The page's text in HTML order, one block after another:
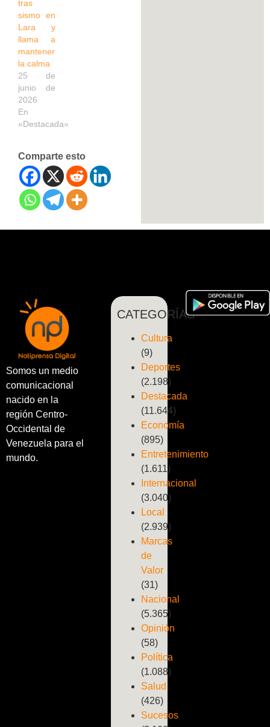
tras
sismo en
Lara y
llama a
mantener
la calma
25 de
junio de
2026
En
«Destacada»
Comparte esto
Somos un medio
comunicacional
nacido en la
región Centro-
Occidental de
Venezuela para el
mundo.
CATEGORÍAS
Cultura
(9)
Deportes
(2.198)
Destacada
(11.644)
Economía
(895)
Entretenimiento
(1.611)
Internacional
(3.040)
Local
(2.939)
Marcas
de
Valor
(31)
Nacional
(5.365)
Opinión
(58)
Política
(1.088)
Salud
(426)
Sucesos